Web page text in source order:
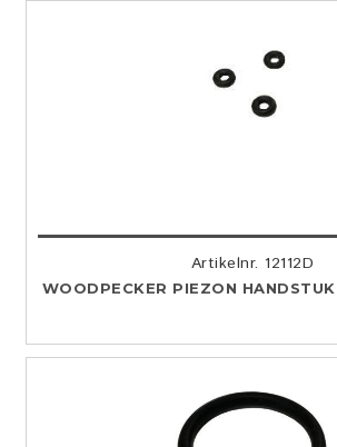
Artikelnr. 12112D
WOODPECKER PIEZON